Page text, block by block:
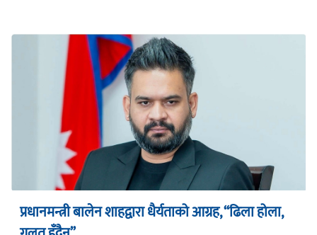
प्रधानमन्त्री बालेन शाहद्वारा धैर्यताको आग्रह, “ढिला होला,